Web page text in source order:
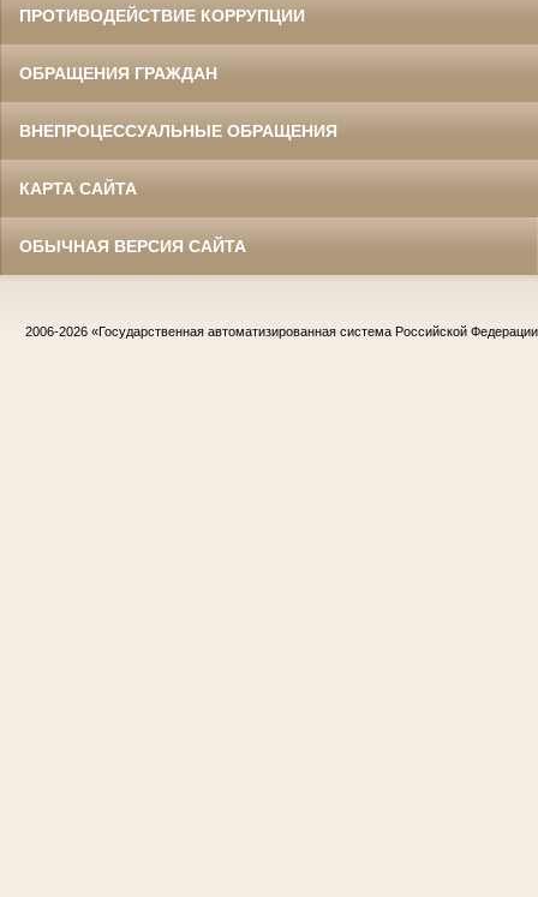
ПРОТИВОДЕЙСТВИЕ КОРРУПЦИИ
ОБРАЩЕНИЯ ГРАЖДАН
ВНЕПРОЦЕССУАЛЬНЫЕ ОБРАЩЕНИЯ
КАРТА САЙТА
ОБЫЧНАЯ ВЕРСИЯ САЙТА
2006-2026 «Государственная автоматизированная система Российской